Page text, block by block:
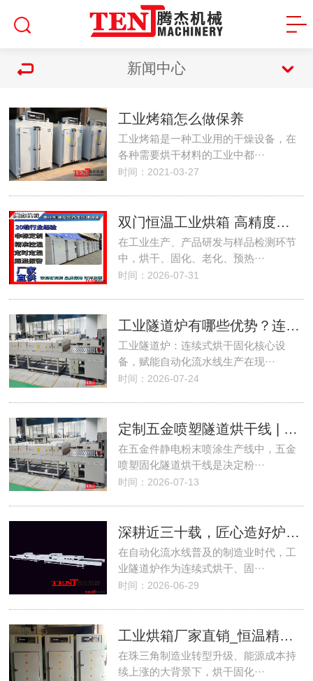
新闻中心
工业烤箱怎么做保养
工业烤箱是一种工业用的干燥设备，在
各种需要烘干材料的工业中都···
时间：2021-03-27
双门恒温工业烘箱 高精度控温 五金电子化工专用烘干设备
在工业生产、产品研发与样品检测环节
中，烘干、固化、老化、预热···
时间：2026-07-31
工业隧道炉有哪些优势？连续烘干固化隧道炉生产线应用详解
工业隧道炉：连续式烘干固化核心设
备，赋能自动化流水线生产在现···
时间：2026-07-24
定制五金喷塑隧道烘干线 | 多温区恒温隧道炉-腾杰
在五金件静电粉末喷涂生产线中，五金
喷塑固化隧道烘干线是决定粉···
时间：2026-07-13
深耕近三十载，匠心造好炉｜东莞市腾杰机械工业隧道炉，全行业制造烘干固化优选设备
在自动化流水线普及的制造业时代，工
业隧道炉作为连续式烘干、固···
时间：2026-06-29
工业烘箱厂家直销_恒温精控_支持非标定制-东莞腾杰设备
在珠三角制造业转型升级、能源成本持
续上涨的大背景下，烘干固化···